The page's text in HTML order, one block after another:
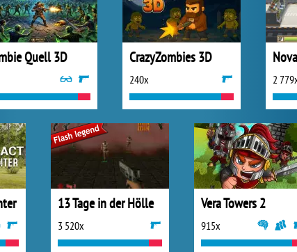
Quell 3D CrazyZombies 3D
240x 2
13 Tage in der Hölle
3 520x
Vera Towers 2
915x